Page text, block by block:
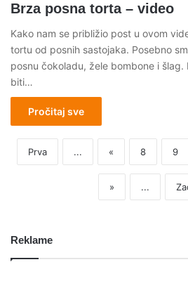
Brza posna torta – video
Kako nam se približio post u ovom
tortu od posnih sastojaka. Posebno
posnu čokoladu, žele bombone i šlag.
biti…
Pročitaj sve
Prva ... « 8 9
» ...
Reklame